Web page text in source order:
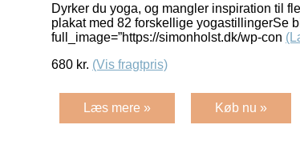
Dyrker du yoga, og mangler inspiration til
plakat med 82 forskellige yogastillingerSe
full_image=”https://simonholst.dk/wp-con
680 kr. (Vis fragtpris)
Læs mere » Køb nu »